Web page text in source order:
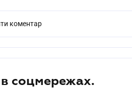
коментар
соцмережах.